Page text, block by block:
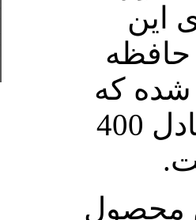
این
حافظه
شده که
این میزان حافظه معادل 400
این محصول